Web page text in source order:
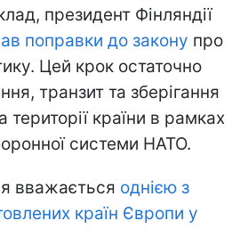
президент Фінляндії
поправки до закону про
Цей крок остаточно
транзит та зберігання
території країни в рамках
системи НАТО.
вважається однією з
країн Європи у